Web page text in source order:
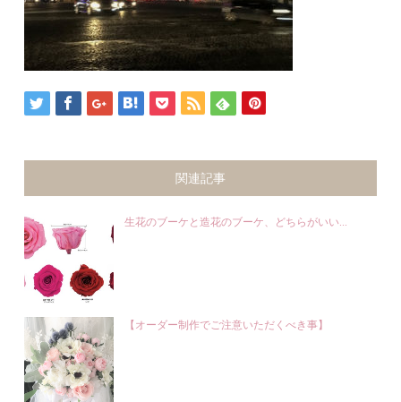
関連記事
生花のブーケと造花のブーケ、どちらがいい...
【オーダー制作でご注意いただくべき事】